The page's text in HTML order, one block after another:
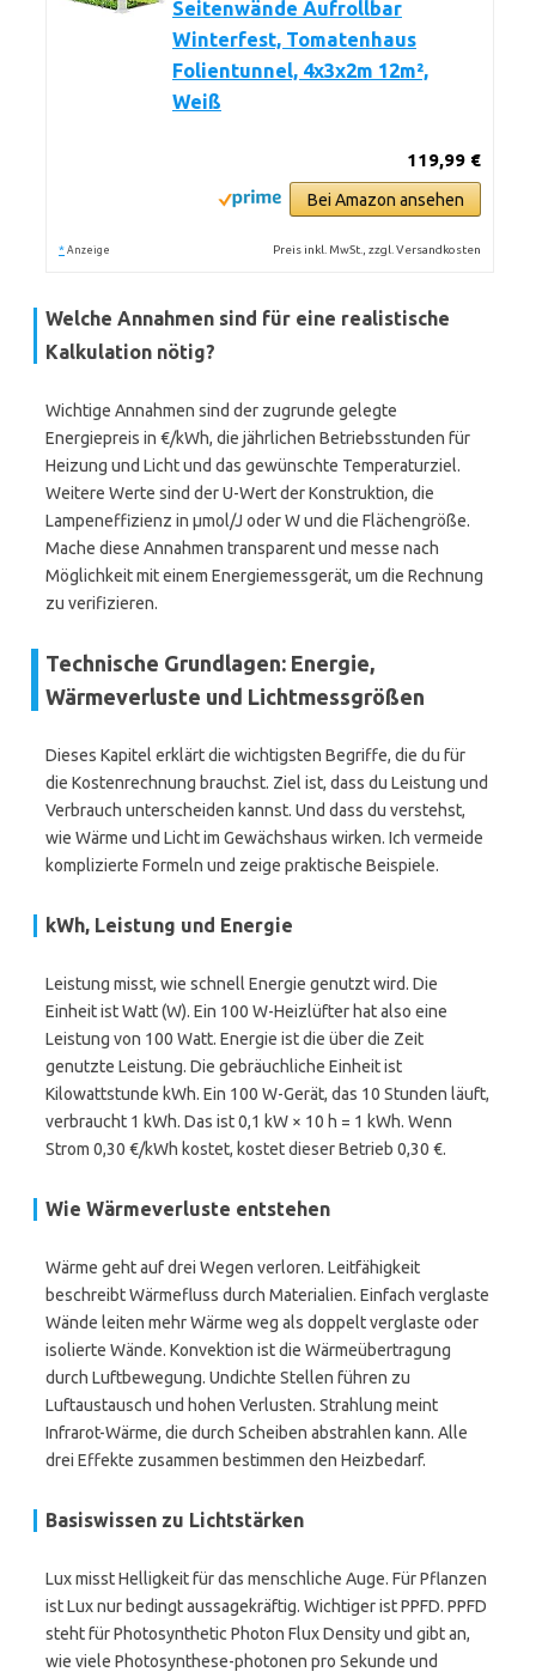
Seitenwände Aufrollbar
Winterfest, Tomatenhaus
Folientunnel, 4x3x2m 12m²,
Weiß
119,99 €
Bei Amazon ansehen
* Anzeige Preis inkl. MwSt., zzgl. Versandkosten
Welche Annahmen sind für eine realistische
Kalkulation nötig?
Wichtige Annahmen sind der zugrunde gelegte
Energiepreis in €/kWh, die jährlichen Betriebsstunden für
Heizung und Licht und das gewünschte Temperaturziel.
Weitere Werte sind der U-Wert der Konstruktion, die
Lampeneffizienz in µmol/J oder W und die Flächengröße.
Mache diese Annahmen transparent und messe nach
Möglichkeit mit einem Energiemessgerät, um die Rechnung
zu verifizieren.
Technische Grundlagen: Energie,
Wärmeverluste und Lichtmessgrößen
Dieses Kapitel erklärt die wichtigsten Begriffe, die du für
die Kostenrechnung brauchst. Ziel ist, dass du Leistung und
Verbrauch unterscheiden kannst. Und dass du verstehst,
wie Wärme und Licht im Gewächshaus wirken. Ich vermeide
komplizierte Formeln und zeige praktische Beispiele.
kWh, Leistung und Energie
Leistung misst, wie schnell Energie genutzt wird. Die
Einheit ist Watt (W). Ein 100 W-Heizlüfter hat also eine
Leistung von 100 Watt. Energie ist die über die Zeit
genutzte Leistung. Die gebräuchliche Einheit ist
Kilowattstunde kWh. Ein 100 W-Gerät, das 10 Stunden läuft,
verbraucht 1 kWh. Das ist 0,1 kW × 10 h = 1 kWh. Wenn
Strom 0,30 €/kWh kostet, kostet dieser Betrieb 0,30 €.
Wie Wärmeverluste entstehen
Wärme geht auf drei Wegen verloren. Leitfähigkeit
beschreibt Wärmefluss durch Materialien. Einfach verglaste
Wände leiten mehr Wärme weg als doppelt verglaste oder
isolierte Wände. Konvektion ist die Wärmeübertragung
durch Luftbewegung. Undichte Stellen führen zu
Luftaustausch und hohen Verlusten. Strahlung meint
Infrarot-Wärme, die durch Scheiben abstrahlen kann. Alle
drei Effekte zusammen bestimmen den Heizbedarf.
Basiswissen zu Lichtstärken
Lux misst Helligkeit für das menschliche Auge. Für Pflanzen
ist Lux nur bedingt aussagekräftig. Wichtiger ist PPFD. PPFD
steht für Photosynthetic Photon Flux Density und gibt an,
wie viele Photosynthese-photonen pro Sekunde und